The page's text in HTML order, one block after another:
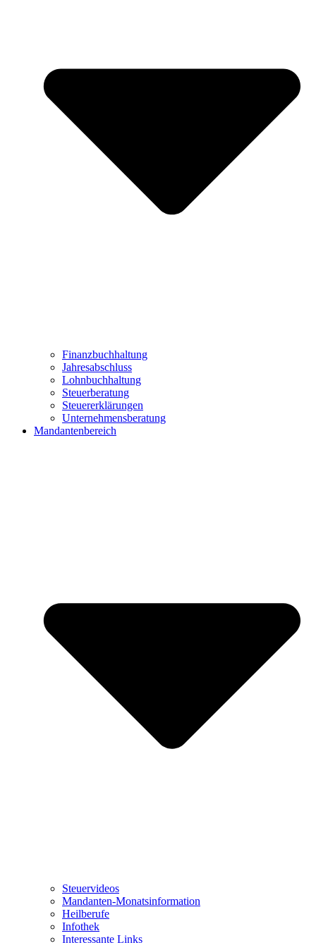
Finanzbuchhaltung
Jahresabschluss
Lohnbuchhaltung
Steuerberatung
Steuererklärungen
Unternehmensberatung
Mandantenbereich
Steuervideos
Mandanten-Monatsinformation
Heilberufe
Infothek
Interessante Links